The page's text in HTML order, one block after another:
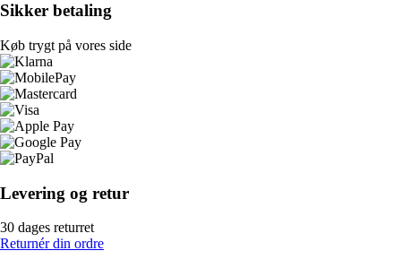
Sikker betaling
Køb trygt på vores side
Levering og retur
30 dages returret
Returnér din ordre